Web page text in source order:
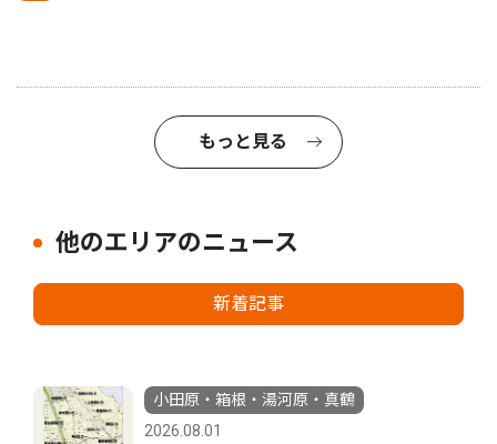
もっと見る
他のエリアのニュース
新着記事
小田原・箱根・湯河原・真鶴
2026.08.01